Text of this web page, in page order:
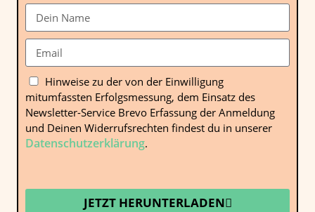
Hinweise zu der von der Einwilligung
mitumfassten Erfolgsmessung, dem Einsatz des
Newsletter-Service Brevo Erfassung der Anmeldung
und Deinen Widerrufsrechten findest du in unserer
Datenschutzerklärung.
JETZT HERUNTERLADEN